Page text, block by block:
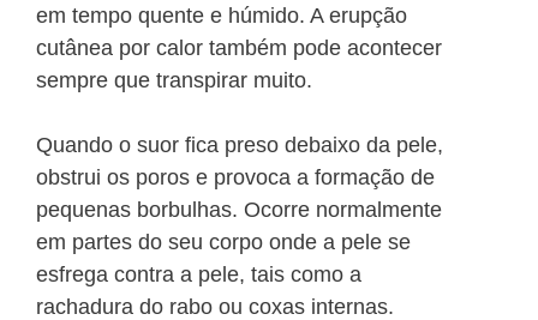
em tempo quente e húmido. A erupção
cutânea por calor também pode acontecer
sempre que transpirar muito.
Quando o suor fica preso debaixo da pele,
obstrui os poros e provoca a formação de
pequenas borbulhas. Ocorre normalmente
em partes do seu corpo onde a pele se
esfrega contra a pele, tais como a
rachadura do rabo ou coxas internas.